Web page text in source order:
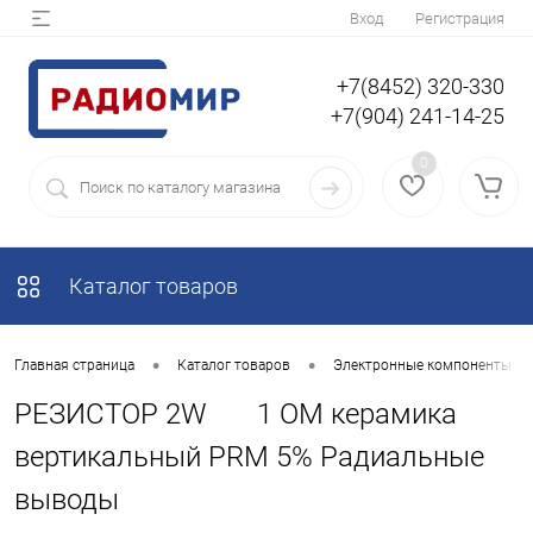
Вход Регистрация
+7(8452) 320-330
+7(904) 241-14-25
0
Каталог товаров
Главная страница • Каталог товаров • Электронные компоненты
РЕЗИСТОР 2W 1 OM керамика
вертикальный PRM 5% Радиальные
выводы